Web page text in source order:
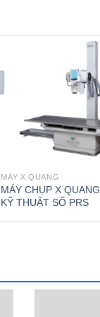
MÁY X QUANG
MÁY CHỤP X QUANG
KỸ THUẬT SỐ PRS